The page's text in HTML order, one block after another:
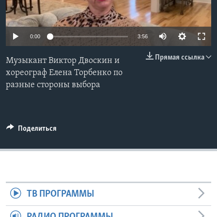
Learning English
Языки
0:00 3:56
Прямая ссылка
Музыкант Виктор Двоскин и
хореограф Елена Торбенко по
разные стороны выбора
Поделиться
ТВ ПРОГРАММЫ